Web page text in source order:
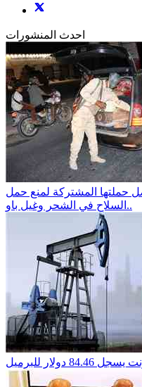
احدث المنشورات
حملتها المشتركة لمنع حمل
السلاح في الشحر وغيل باو..